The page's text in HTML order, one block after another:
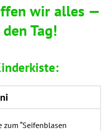
wir alles —
Tag!
“Sei­fen­bla­sen